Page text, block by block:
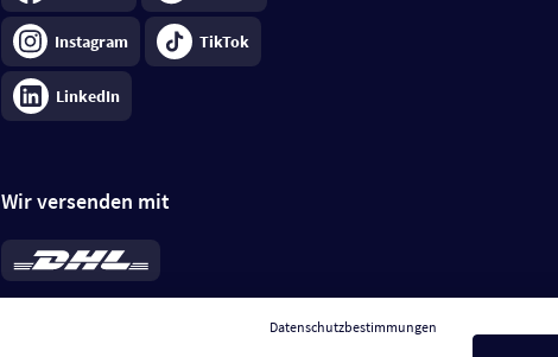
Instagram TikTok
LinkedIn
Wir versenden mit
*Standard 6,95 €; bei Kühlware zzgl. 0,99 €
je Bestellung, insgesamt 7,94 €. Lieferzeit3-
Datenschutzbestimmungen